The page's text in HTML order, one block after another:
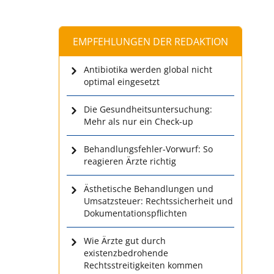
EMPFEHLUNGEN DER REDAKTION
Antibiotika werden global nicht
optimal eingesetzt
Die Gesundheitsuntersuchung:
Mehr als nur ein Check-up
Behandlungsfehler-Vorwurf: So
reagieren Ärzte richtig
Ästhetische Behandlungen und
Umsatzsteuer: Rechtssicherheit und
Dokumentationspflichten
Wie Ärzte gut durch
existenzbedrohende
Rechtsstreitigkeiten kommen